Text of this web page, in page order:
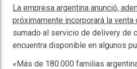
La empresa argentina anunció,
próximamente incorporará la
sumado al servicio de delivery de
encuentra disponible en algunos
«Más de 180.000 familias